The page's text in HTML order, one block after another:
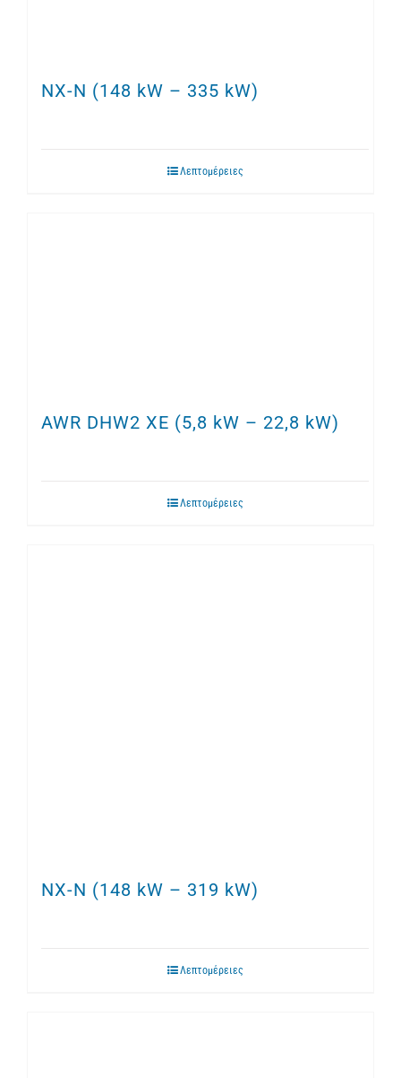
NX-N (148 kW – 335 kW)
Λεπτομέρειες
AWR DHW2 XE (5,8 kW – 22,8 kW)
Λεπτομέρειες
NX-N (148 kW – 319 kW)
Λεπτομέρειες